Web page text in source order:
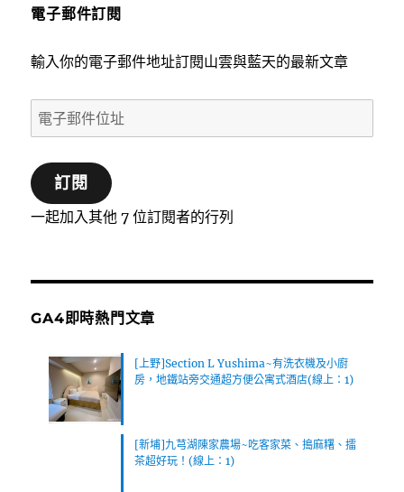
電子郵件訂閱
輸入你的電子郵件地址訂閱山雲與藍天的最新文章
電
子
郵
件
位
訂閱
一起加入其他 7 位訂閱者的行列
GA4即時熱門文章
[上野]Section L Yushima~有洗衣機及小廚
房，地鐵站旁交通超方便公寓式酒店(線上：1)
[新埔]九芎湖陳家農場~吃客家菜、搗麻糬、擂
茶超好玩！(線上：1)